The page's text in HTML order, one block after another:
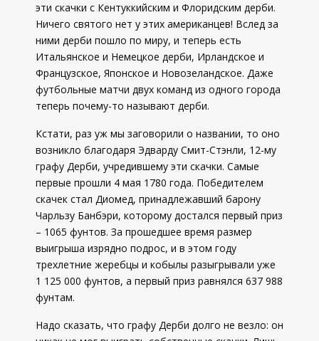
эти скачки с Кентуккийским и Флоридским дерби.
Ничего святого нет у этих американцев! Вслед за
ними дерби пошло по миру, и теперь есть
Итальянское и Немецкое дерби, Ирландское и
Французское, Японское и Новозеландское. Даже
футбольные матчи двух команд из одного города
теперь почему-то называют дерби.
Кстати, раз уж мы заговорили о названии, то оно
возникло благодаря Эдварду Смит-Стэнли, 12-му
графу Дерби, учредившему эти скачки. Самые
первые прошли 4 мая 1780 года. Победителем
скачек стал Диомед, принадлежавший барону
Чарльзу Банбэри, которому достался первый приз
– 1065 фунтов. За прошедшее время размер
выигрыша изрядно подрос, и в этом году
трехлетние жеребцы и кобылы разыгрывали уже
1 125 000 фунтов, а первый приз равнялся 637 988
фунтам.
Надо сказать, что графу Дерби долго не везло: он